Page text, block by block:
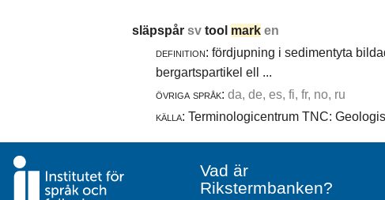
släpspår sv tool mark en
definition: fördjupning i sedimentyta
bergartspartikel ell ...
övriga språk: da, de, es, fi, fr, no, ru
källa: Terminologicentrum TNC:
Vad är
Rikstermbanken?